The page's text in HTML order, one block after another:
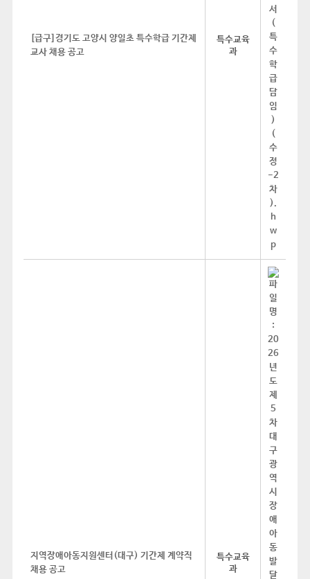
[급구]경기도 고양시 양일초 특수학급 기간제
교사 채용 공고
특수교육
과
지역장애아동지원센터(대구) 기간제 계약직
채용 공고
특수교육
과